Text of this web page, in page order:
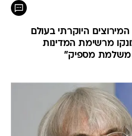
היוקרתי בעולם
מרשימת המדינות
משלמת מספיק"